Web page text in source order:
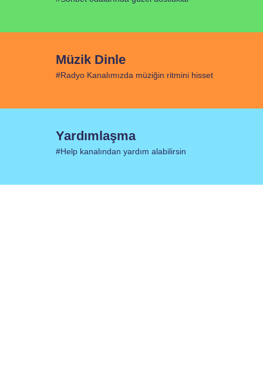
Müzik Dinle
#Radyo Kanalımızda müziğin ritmini hisset
Yardımlaşma
#Help kanalından yardım alabilirsin